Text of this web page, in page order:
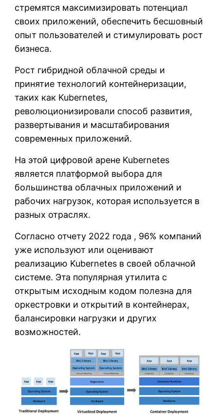
стремятся максимизировать потенциал
своих приложений, обеспечить бесшовный
опыт пользователей и стимулировать рост
бизнеса.
Рост гибридной облачной среды и
принятие технологий контейнеризации,
таких как Kubernetes,
революционизировали способ развития,
развертывания и масштабирования
современных приложений.
На этой цифровой арене Kubernetes
является платформой выбора для
большинства облачных приложений и
рабочих нагрузок, которая используется в
разных отраслях.
Согласно отчету 2022 года , 96% компаний
уже используют или оценивают
реализацию Kubernetes в своей облачной
системе. Эта популярная утилита с
открытым исходным кодом полезна для
оркестровки и открытий в контейнерах,
балансировки нагрузки и других
возможностей.